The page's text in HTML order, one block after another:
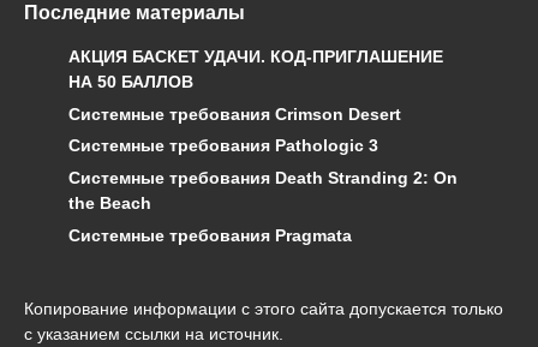
Последние материалы
АКЦИЯ БАСКЕТ УДАЧИ. КОД-ПРИГЛАШЕНИЕ
НА 50 БАЛЛОВ
Системные требования Crimson Desert
Системные требования Pathologic 3
Системные требования Death Stranding 2: On
the Beach
Системные требования Pragmata
Копирование информации с этого сайта допускается только
с указанием ссылки на источник.